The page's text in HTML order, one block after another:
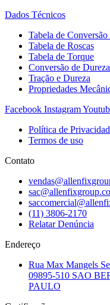
Dados Técnicos
Tabela de
Tabela de Roscas
Tabela de Torque
Conversão de Dureza
Tração e Dureza
Propriedades
Facebook Instagram
Política de
Termos de uso
Contato
(11) 3806-2170
Relatar Denúncia
Endereço
Rua Max Mangels
09895-510 SAO
PAULO